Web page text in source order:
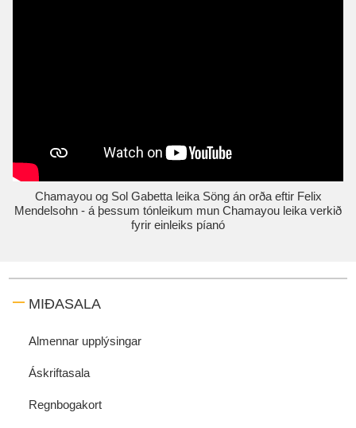
Chamayou og Sol Gabetta leika Söng án orða eftir Felix
Mendelsohn - á þessum tónleikum mun Chamayou leika verkið
fyrir einleiks píanó
MIÐASALA
Almennar upplýsingar
Áskriftasala
Regnbogakort